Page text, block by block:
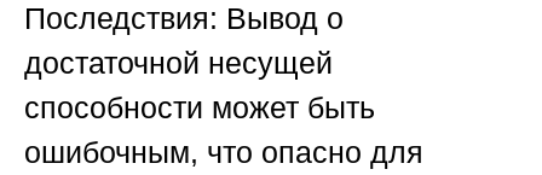
Последствия: Вывод о
достаточной несущей
способности может быть
ошибочным, что опасно для